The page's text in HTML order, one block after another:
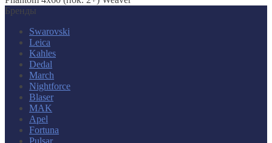
Бренды
Swarovski
Leica
Kahles
Dedal
March
Nightforce
Blaser
MAK
Apel
Fortuna
Pulsar